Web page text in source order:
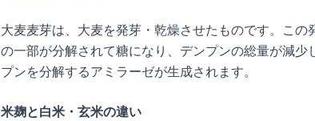
大麦麦芽は、大麦を発芽・乾燥させたものです。この
の一部が分解されて糖になり、デンプンの総量が減少
プンを分解するアミラーゼが生成されます。
米麹と白米・玄米の違い